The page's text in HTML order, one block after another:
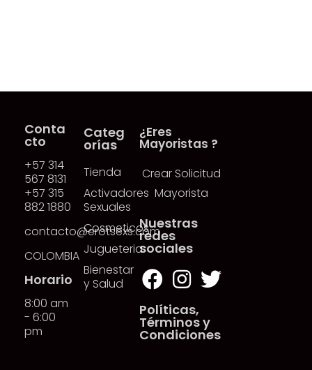
Conta
cto
+57 314
567 8131
+57 315
882 1880
contacto@erotsexs.com
COLOMBIA
Horario
8:00 am
- 6:00
pm
Categ
orías
Tienda
Activadores
Sexuales
Cosmeticos
Jugueteria
Bienestar
y Salud
¿Eres
Mayoristas ?
Crear Solicitud
Mayorista
Nuestras
redes
sociales
Políticas,
Términos y
Condiciones